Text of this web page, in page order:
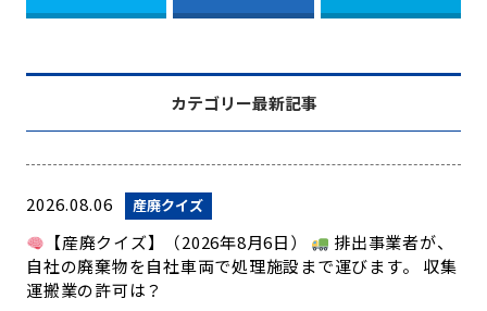
カテゴリー最新記事
2026.08.06 産廃クイズ
【産廃クイズ】（2026年8月6日）
排出事業者が、
自社の廃棄物を自社車両で処理施設まで運びます。 収集
運搬業の許可は？